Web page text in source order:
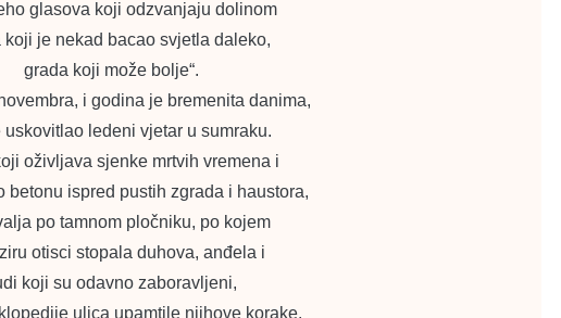
glasova koji odzvanjaju dolinom
koji je nekad bacao svjetla daleko,
grada koji može bolje“.
i godina je bremenita danima,
uskovitlao ledeni vjetar u sumraku.
oživljava sjenke mrtvih vremena i
betonu ispred pustih zgrada i haustora,
po tamnom pločniku, po kojem
otisci stopala duhova, anđela i
koji su odavno zaboravljeni,
ulica upamtile njihove korake.